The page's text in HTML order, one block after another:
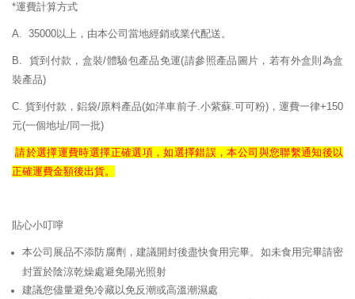
*運費計算方式
A. 35000以上，由本公司當地經銷或業代配送。
B. 貨到付款，盒裝/體驗包產品免運(請參照產品圖片，若有外盒則為盒
裝產品)
C. 貨到付款，鋁袋/原料產品(如洋車前子.小紫蘇.可可粉)，運費一律+150
元(一個地址/同一批)
請於選擇運費時選擇正確選項，如選擇錯誤，本公司與您聯繫通知後以
正確運費金額後出貨。
貼心小叮嚀
本公司展品不添防腐劑，建議開封後盡快食用完畢。如未食用完畢請密
封置於陰涼乾燥處避免陽光照射
建議您儘量避免冷藏以免反潮或高溫潮濕處